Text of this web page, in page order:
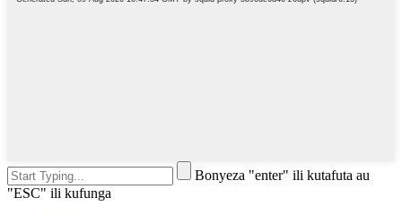
Bonyeza "enter" ili kutafuta au
"ESC" ili kufunga